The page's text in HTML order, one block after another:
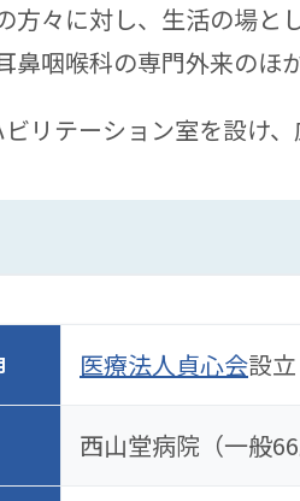
方々に対し、生活の場と
鼻咽喉科の専門外来のほ
リテーション室を設け
医療法人貞心会設
西山堂病院（一般